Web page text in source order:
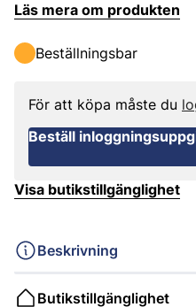
Läs mera om produkten
Beställningsbar
För att köpa måste du
Beställ
Visa butikstillgänglighet
Beskrivning
Butikstillgänglighet